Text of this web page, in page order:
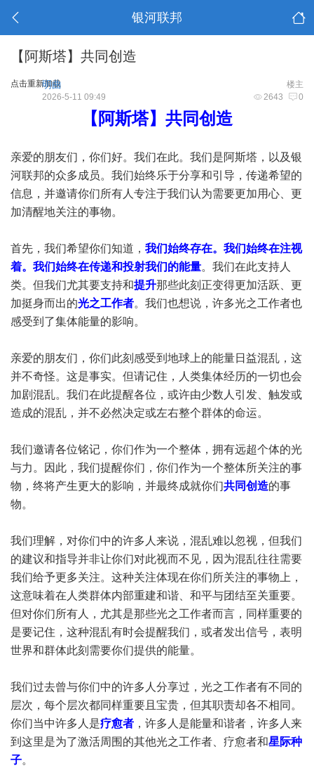
银河联邦
【阿斯塔】共同创造
点击重新加载 楼主
明曲
2643 0
2026-5-11 09:49
【阿斯塔】共同创造
亲爱的朋友们，你们好。我们在此。我们是阿斯塔，以及银
河联邦的众多成员。我们始终乐于分享和引导，传递希望的
信息，并邀请你们所有人专注于我们认为需要更加用心、更
加清醒地关注的事物。
首先，我们希望你们知道， 我们始终存在。我们始终在注视
着。我们始终在传递和投射我们的能量。我们在此支持人
类。但我们尤其要支持和提升那些此刻正变得更加活跃、更
加挺身而出的光之工作者。我们也想说，许多光之工作者也
感受到了集体能量的影响。
亲爱的朋友们，你们此刻感受到地球上的能量日益混乱，这
并不奇怪。这是事实。但请记住，人类集体经历的一切也会
加剧混乱。我们在此提醒各位，或许由少数人引发、触发或
造成的混乱，并不必然决定或左右整个群体的命运。
我们邀请各位铭记，你们作为一个整体，拥有远超个体的光
与力。因此，我们提醒你们，你们作为一个整体所关注的事
物，终将产生更大的影响，并最终成就你们共同创造的事
物。
我们理解，对你们中的许多人来说，混乱难以忽视，但我们
的建议和指导并非让你们对此视而不见，因为混乱往往需要
我们给予更多关注。这种关注体现在你们所关注的事物上，
这意味着在人类群体内部重建和谐、和平与团结至关重要。
但对你们所有人，尤其是那些光之工作者而言，同样重要的
是要记住，这种混乱有时会提醒我们，或者发出信号，表明
世界和群体此刻需要你们提供的能量。
我们过去曾与你们中的许多人分享过，光之工作者有不同的
层次，每个层次都同样重要且宝贵，但其职责却各不相同。
你们当中许多人是疗愈者 ，许多人是能量和谐者，许多人来
到这里是为了激活周围的其他光之工作者、疗愈者和星际种
子。